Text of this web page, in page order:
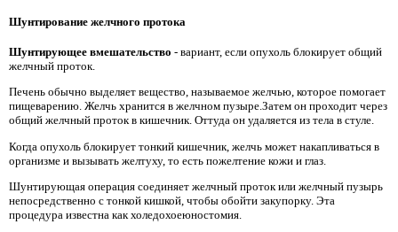
Шунтирование желчного протока
Шунтирующее вмешательство - вариант, если опухоль блокирует общий
желчный проток.
Печень обычно выделяет вещество, называемое желчью, которое помогает
пищеварению. Желчь хранится в желчном пузыре.Затем он проходит через
общий желчный проток в кишечник. Оттуда он удаляется из тела в стуле.
Когда опухоль блокирует тонкий кишечник, желчь может накапливаться в
организме и вызывать желтуху, то есть пожелтение кожи и глаз.
Шунтирующая операция соединяет желчный проток или желчный пузырь
непосредственно с тонкой кишкой, чтобы обойти закупорку. Эта
процедура известна как холедохоеюностомия.